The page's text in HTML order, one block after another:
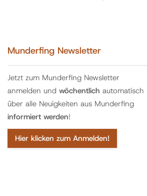
Munderfing Newsletter
Jetzt zum Munderfing Newsletter
anmelden und wöchentlich automatisch
über alle Neuigkeiten aus Munderfing
informiert werden!
Hier klicken zum Anmelden!